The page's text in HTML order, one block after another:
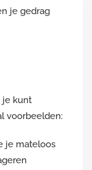
je gedrag
je kunt
voorbeelden:
je mateloos